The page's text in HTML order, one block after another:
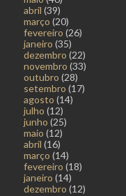
abril (39)
março (20)
fevereiro (26)
janeiro (35)
dezembro (22)
novembro (33)
outubro (28)
setembro (17)
agosto (14)
julho (12)
junho (25)
maio (12)
abril (16)
março (14)
fevereiro (18)
janeiro (14)
dezembro (12)